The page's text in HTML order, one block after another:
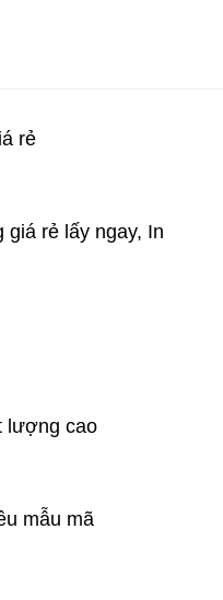
rẻ
giá rẻ lấy ngay, In
lượng cao
mẫu mã